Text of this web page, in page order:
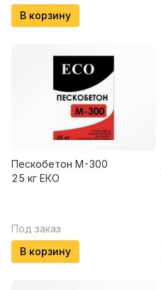
В корзину
Пескобетон М-300
25 кг ЕКО
Под заказ
В корзину